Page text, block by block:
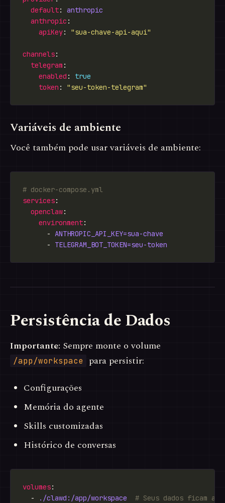
default: anthropic
anthropic
apiKey: "sua-chave-api-aqui"
channels
telegram
enabled : true
token : "seu-token-telegram"
Variáveis de ambiente
Você também pode usar variáveis de ambiente:
# docker-compose.yml
services
openclaw
environment
      -
ANTHROPIC_API_KEY=sua-chave
      -
TELEGRAM_BOT_TOKEN=seu-token
Persistência de Dados
Importante: Sempre monte o volume
/app/workspace
para persistir:
Configurações
Memória do agente
Skills customizadas
Histórico de conversas
volumes
  -
./clawd:/app/workspace # Seus dados ficam